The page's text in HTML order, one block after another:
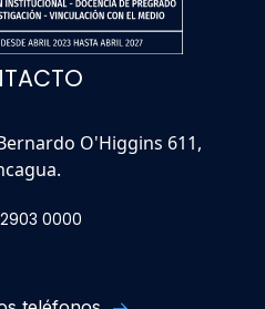
O'Higgins 611,
0000